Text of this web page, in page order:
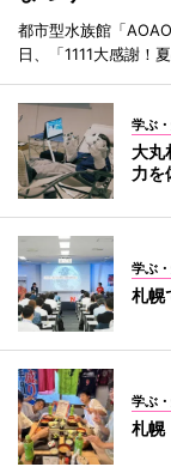
都市型水族館「
日、「1111大感謝！
学ぶ
大丸
力を
学ぶ
札幌
学ぶ
札幌